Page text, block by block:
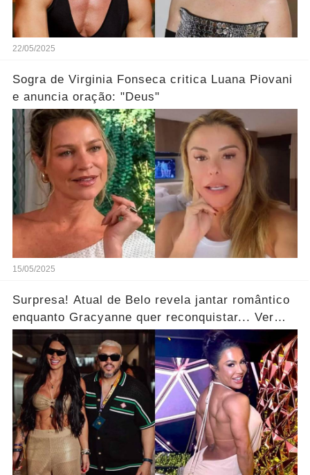
22/05/2025
Sogra de Virginia Fonseca critica Luana Piovani
e anuncia oração: "Deus"
15/05/2025
Surpresa! Atual de Belo revela jantar romântico
enquanto Gracyanne quer reconquistar... Ver
mais